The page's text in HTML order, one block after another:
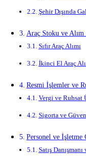
Şehir Dışında
Araç Stoku ve
Sıfır Araç Alımı
İkinci El Araç
Resmi İşlemler ve
Vergi ve Ruhsat
Sigorta ve
Personel ve İşletme
Satış